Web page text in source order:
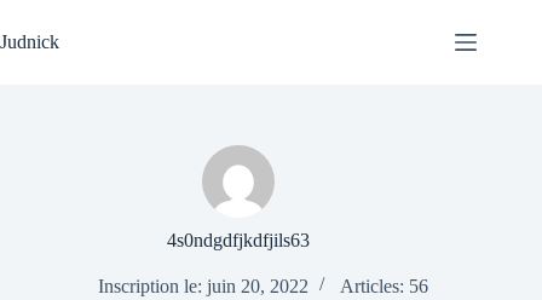
au
contenu
Judnick
4s0ndgdfjkdfjils63
Inscription le: juin 20, 2022 Articles: 56